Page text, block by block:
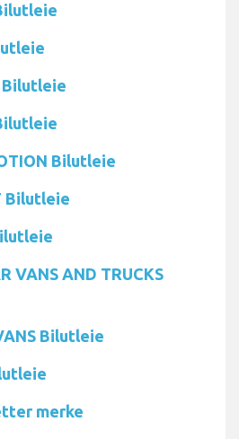
Bilutleie
Bilutleie
Bilutleie
VANS AND TRUCKS
Bilutleie
merke